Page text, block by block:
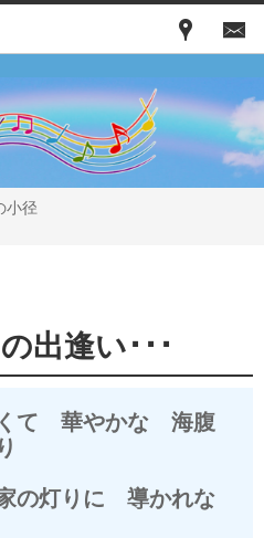
小径
出逢い･･･
て 華やかな 海腹
の灯りに 導かれな